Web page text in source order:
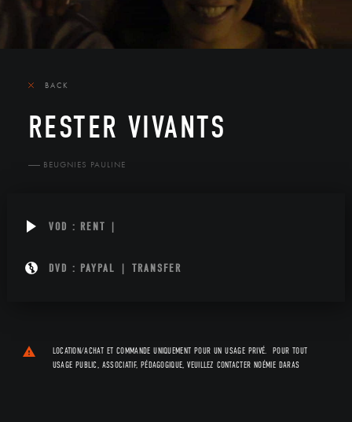
BACK
RESTER VIVANTS
BEUGNIES PAULINE
VOD : RENT |
DVD : PAYPAL | TRANSFER
LOCATION/ACHAT ET COMMANDE UNIQUEMENT POUR UN USAGE PRIVÉ. POUR TOUT
USAGE PUBLIC, ASSOCIATIF, PÉDAGOGIQUE, VEUILLEZ CONTACTERNOÉMIE DARAS